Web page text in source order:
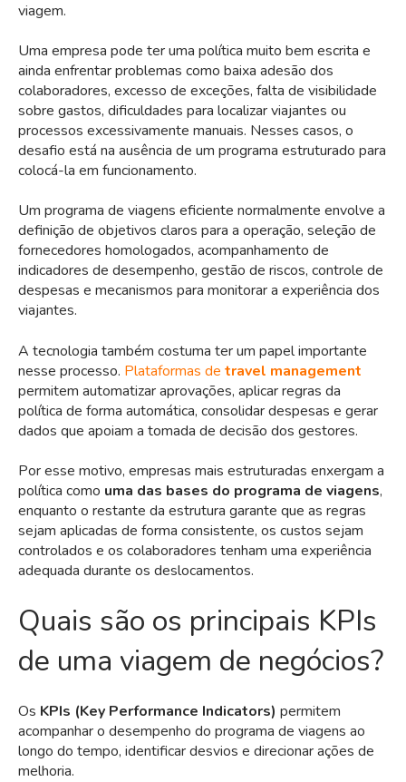
viagem.
Uma empresa pode ter uma política muito bem escrita e
ainda enfrentar problemas como baixa adesão dos
colaboradores, excesso de exceções, falta de visibilidade
sobre gastos, dificuldades para localizar viajantes ou
processos excessivamente manuais. Nesses casos, o
desafio está na ausência de um programa estruturado para
colocá-la em funcionamento.
Um programa de viagens eficiente normalmente envolve a
definição de objetivos claros para a operação, seleção de
fornecedores homologados, acompanhamento de
indicadores de desempenho, gestão de riscos, controle de
despesas e mecanismos para monitorar a experiência dos
viajantes.
A tecnologia também costuma ter um papel importante
nesse processo. Plataformas de travel management
permitem automatizar aprovações, aplicar regras da
política de forma automática, consolidar despesas e gerar
dados que apoiam a tomada de decisão dos gestores.
Por esse motivo, empresas mais estruturadas enxergam a
política como uma das bases do programa de viagens,
enquanto o restante da estrutura garante que as regras
sejam aplicadas de forma consistente, os custos sejam
controlados e os colaboradores tenham uma experiência
adequada durante os deslocamentos.
Quais são os principais KPIs
de uma viagem de negócios?
Os KPIs (Key Performance Indicators) permitem
acompanhar o desempenho do programa de viagens ao
longo do tempo, identificar desvios e direcionar ações de
melhoria.